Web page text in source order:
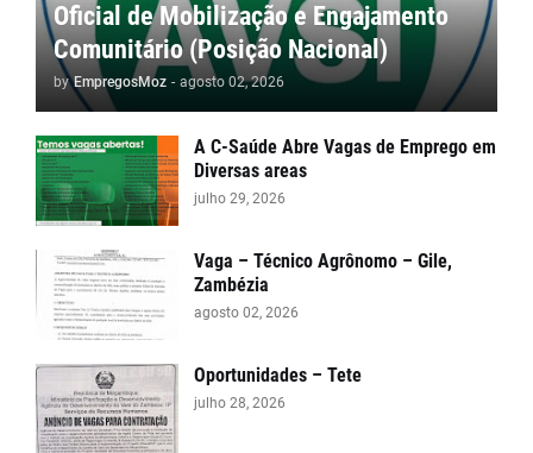
Oficial de Mobilização e Engajamento
Comunitário (Posição Nacional)
by EmpregosMoz - agosto 02, 2026
A C-Saúde Abre Vagas de Emprego em
Diversas areas
julho 29, 2026
Vaga – Técnico Agrônomo – Gile,
Zambézia
agosto 02, 2026
Oportunidades – Tete
julho 28, 2026